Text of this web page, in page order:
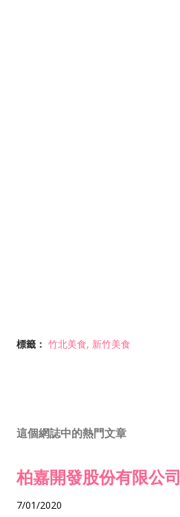
標籤： 竹北美食 新竹美食
這個網誌中的熱門文章
柏嘉開發股份有限公司
7/01/2020